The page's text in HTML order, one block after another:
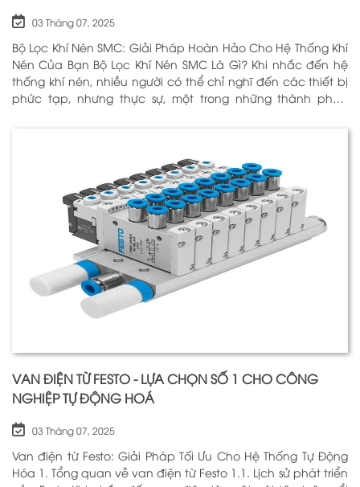
03 Tháng 07, 2025
Bộ Lọc Khí Nén SMC: Giải Pháp Hoàn Hảo Cho Hệ Thống Khí
Nén Của Bạn Bộ Lọc Khí Nén SMC Là Gì? Khi nhắc đến hệ
thống khí nén, nhiều người có thể chỉ nghĩ đến các thiết bị
phức tạp, nhưng thực sự, một trong những thành phần
VAN ĐIỆN TỪ FESTO - LỰA CHỌN SỐ 1 CHO CÔNG
NGHIỆP TỰ ĐỘNG HOÁ
03 Tháng 07, 2025
Van điện từ Festo: Giải Pháp Tối Ưu Cho Hệ Thống Tự Động
Hóa 1. Tổng quan về van điện từ Festo 1.1. Lịch sử phát triển